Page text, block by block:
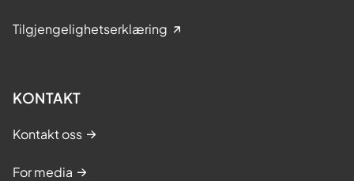
Tilgjengelighetserklæring
KONTAKT
Kontakt oss
For media